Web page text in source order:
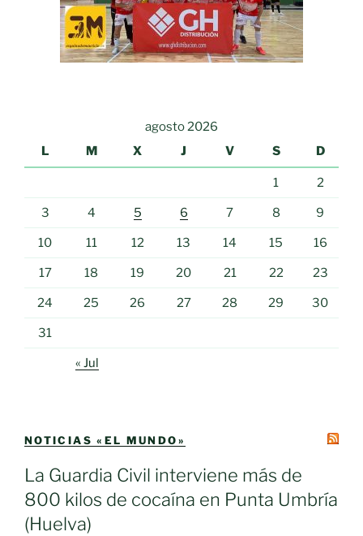
agosto 2026
L
M X J V S D
1 2
3 4 5 6 7 8 9
10 11 12 13 14 15 16
17 18 19 20 21 22 23
24 25 26 27 28 29 30
31
« Jul
NOTICIAS «EL MUNDO»
La Guardia Civil interviene más de
800 kilos de cocaína en Punta Umbría
(Huelva)